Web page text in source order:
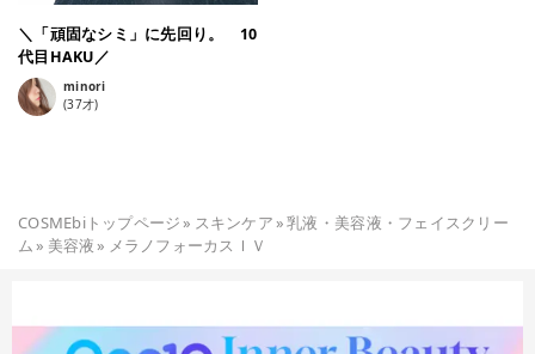
＼「頑固なシミ」に先回り。 10
代目HAKU／
minori
(37才)
COSMEbiトップページ» スキンケア»乳液・美容液・フェイスクリー
ム» 美容液» メラノフォーカスＩＶ